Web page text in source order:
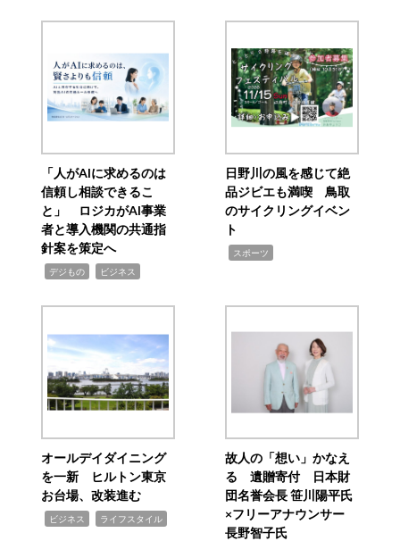
「人がAIに求めるのは
信頼し相談できるこ
と」 ロジカがAI事業
者と導入機関の共通指
針案を策定へ
デジもの ビジネス
日野川の風を感じて絶
品ジビエも満喫 鳥取
のサイクリングイベン
ト
スポーツ
オールデイダイニング
を一新 ヒルトン東京
お台場、改装進む
ビジネス ライフスタイル
故人の「想い」かなえ
る 遺贈寄付 日本財
団名誉会長 笹川陽平氏
×フリーアナウンサー
長野智子氏